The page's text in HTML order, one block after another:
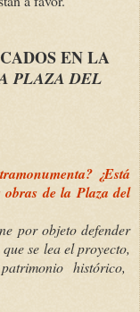
EN LA
PLAZA DEL
¿Está
de la Plaza del
por objeto defender
se lea el proyecto,
histórico,